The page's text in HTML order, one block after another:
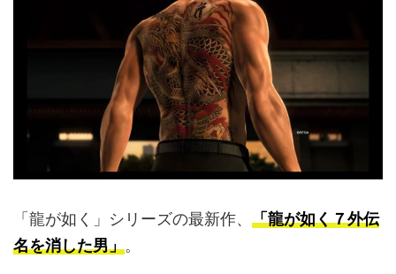
「龍が如く」シリーズの最新作、 「龍が如く７外伝
名を消した男」。